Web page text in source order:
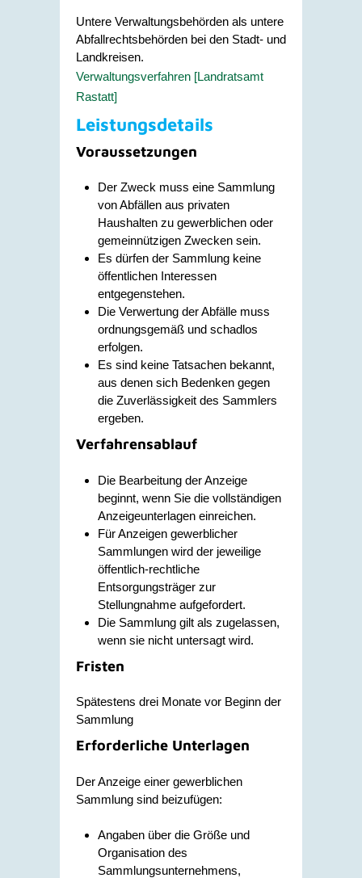
Untere Verwaltungsbehörden als untere
Abfallrechtsbehörden bei den Stadt- und
Landkreisen.
Verwaltungsverfahren [Landratsamt
Rastatt]
Leistungsdetails
Voraussetzungen
Der Zweck muss eine Sammlung
von Abfällen aus privaten
Haushalten zu gewerblichen oder
gemeinnützigen Zwecken sein.
Es dürfen der Sammlung keine
öffentlichen Interessen
entgegenstehen.
Die Verwertung der Abfälle muss
ordnungsgemäß und schadlos
erfolgen.
Es sind keine Tatsachen bekannt,
aus denen sich Bedenken gegen
die Zuverlässigkeit des Sammlers
ergeben.
Verfahrensablauf
Die Bearbeitung der Anzeige
beginnt, wenn Sie die vollständigen
Anzeigeunterlagen einreichen.
Für Anzeigen gewerblicher
Sammlungen wird der jeweilige
öffentlich-rechtliche
Entsorgungsträger zur
Stellungnahme aufgefordert.
Die Sammlung gilt als zugelassen,
wenn sie nicht untersagt wird.
Fristen
Spätestens drei Monate vor Beginn der
Sammlung
Erforderliche Unterlagen
Der Anzeige einer gewerblichen
Sammlung sind beizufügen:
Angaben über die Größe und
Organisation des
Sammlungsunternehmens,